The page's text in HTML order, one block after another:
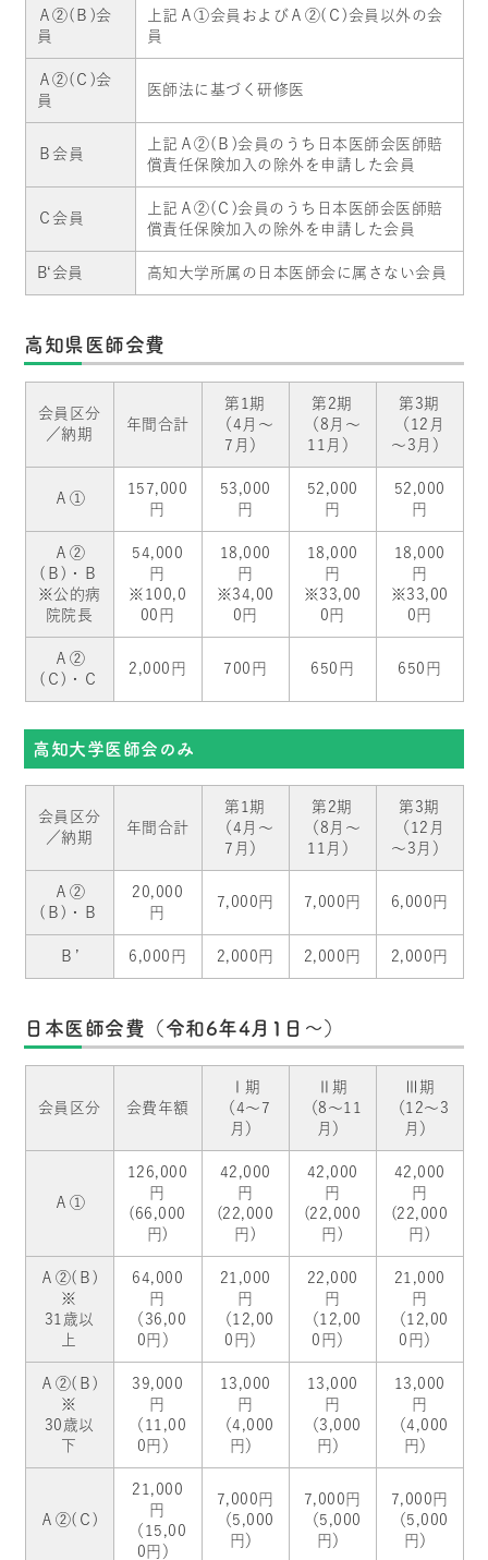
Ａ②(Ｂ)会
員
上記Ａ①会員およびＡ②(Ｃ)会員以外の会
員
Ａ②(Ｃ)会
員
医師法に基づく研修医
Ｂ会員
上記Ａ②(Ｂ)会員のうち日本医師会医師賠
償責任保険加入の除外を申請した会員
Ｃ会員
上記Ａ②(Ｃ)会員のうち日本医師会医師賠
償責任保険加入の除外を申請した会員
B‘会員 高知大学所属の日本医師会に属さない会員
高知県医師会費
会員区分
／納期
年間合計
第1期
（4月～
7月）
第2期
（8月～
11月）
第3期
（12月
～3月）
Ａ①
157,000
円
53,000
円
52,000
円
52,000
円
Ａ②
(Ｂ)・Ｂ
※公的病
院院長
54,000
円
※100,0
00円
18,000
円
※34,00
0円
18,000
円
※33,00
0円
18,000
円
※33,00
0円
Ａ②
(Ｃ)・Ｃ
2,000円 700円 650円 650円
高知大学医師会のみ
会員区分
／納期
年間合計
第1期
（4月～
7月）
第2期
（8月～
11月）
第3期
（12月
～3月）
Ａ②
(Ｂ)・Ｂ
20,000
円
7,000円 7,000円 6,000円
Ｂ’ 6,000円 2,000円 2,000円 2,000円
日本医師会費（令和6年4月1日～）
会員区分 会費年額
Ⅰ期
（4～7
月）
Ⅱ期
（8～11
月）
Ⅲ期
（12～3
月）
Ａ①
126,000
円
(66,000
円)
42,000
円
(22,000
円)
42,000
円
(22,000
円)
42,000
円
(22,000
円)
Ａ②(Ｂ)
※
31歳以
上
64,000
円
（36,00
0円）
21,000
円
（12,00
0円）
22,000
円
（12,00
0円）
21,000
円
（12,00
0円）
Ａ②(Ｂ)
※
30歳以
下
39,000
円
（11,00
0円）
13,000
円
（4,000
円）
13,000
円
（3,000
円）
13,000
円
（4,000
円）
Ａ②(Ｃ)
21,000
円
（15,00
0円）
7,000円
（5,000
円）
7,000円
（5,000
円）
7,000円
（5,000
円）